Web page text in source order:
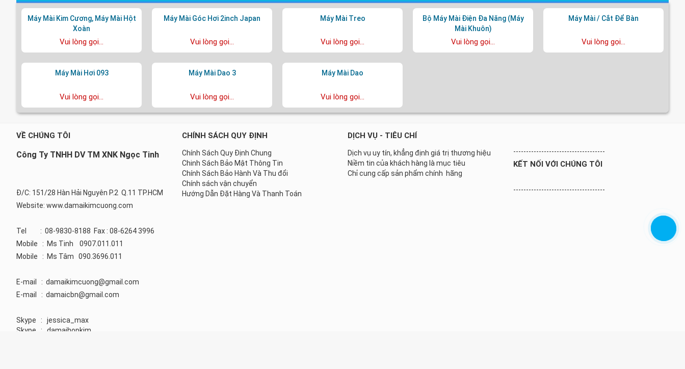
Máy Mài Kim Cương, Máy Mài Hột
Xoàn
Vui lòng gọi...
Máy Mài Góc Hơi 2inch Japan
Vui lòng gọi...
Máy Mài Treo
Vui lòng gọi...
Bộ Máy Mài Điện Đa Năng (Máy
Mài Khuôn)
Vui lòng gọi...
Máy Mài / Cắt Để Bàn
Vui lòng gọi...
Máy Mài Hơi 093
Vui lòng gọi...
Máy Mài Dao 3
Vui lòng gọi...
Máy Mài Dao
Vui lòng gọi...
VỀ CHÚNG TÔI
Công Ty TNHH DV TM XNK Ngọc Tinh
Đ/C: 151/28 Hàn Hải Nguyên P.2 Q.11 TP.HCM
Website: www.damaikimcuong.com
Tel : 08-9830-8188 Fax : 08-6264 3996
Mobile : Ms Tinh 0907.011.011
Mobile : Ms Tâm 090.3696.011
E-mail : damaikimcuong@gmail.com
E-mail : damaicbn@gmail.com
Skype : jessica_max
Skype : damaihopkim
CHÍNH SÁCH QUY ĐỊNH
Chính Sách Quy Định Chung
Chinh Sách Bảo Mật Thông Tin
Chính Sách Bảo Hành Và Thu đổi
Chính sách vận chuyển
Hướng Dẫn Đặt Hàng Và Thanh Toán
DỊCH VỤ - TIÊU CHÍ
Dịch vụ uy tín, khẳng định giá trị thương hiệu
Niềm tin của khách hàng là mục tiêu
Chỉ cung cấp sản phẩm chính hãng
------------------------------------
KẾT NỐI VỚI CHÚNG TÔI
------------------------------------